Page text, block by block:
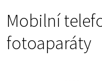
Mobilní
fotoaparáty